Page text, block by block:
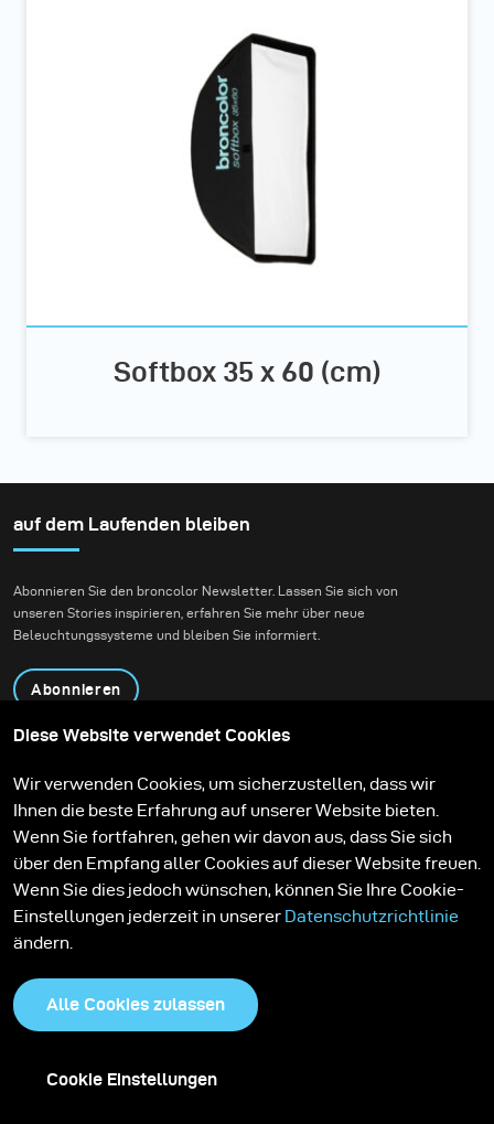
Softbox 35 x 60 (cm)
auf dem Laufenden bleiben
Abonnieren Sie den broncolor Newsletter. Lassen Sie sich von
unseren Stories inspirieren, erfahren Sie mehr über neue
Beleuchtungssysteme und bleiben Sie informiert.
Abonnieren
Kontakt
Technologien
Contribute to our blog
Lernen
Support
Karriere
Media Center
Diese Website verwendet Cookies
Wir verwenden Cookies, um sicherzustellen, dass wir
Ihnen die beste Erfahrung auf unserer Website bieten.
Wenn Sie fortfahren, gehen wir davon aus, dass Sie sich
über den Empfang aller Cookies auf dieser Website freuen.
Wenn Sie dies jedoch wünschen, können Sie Ihre Cookie-
Einstellungen jederzeit in unserer Datenschutzrichtlinie
ändern.
Alle Cookies zulassen
Cookie Einstellungen